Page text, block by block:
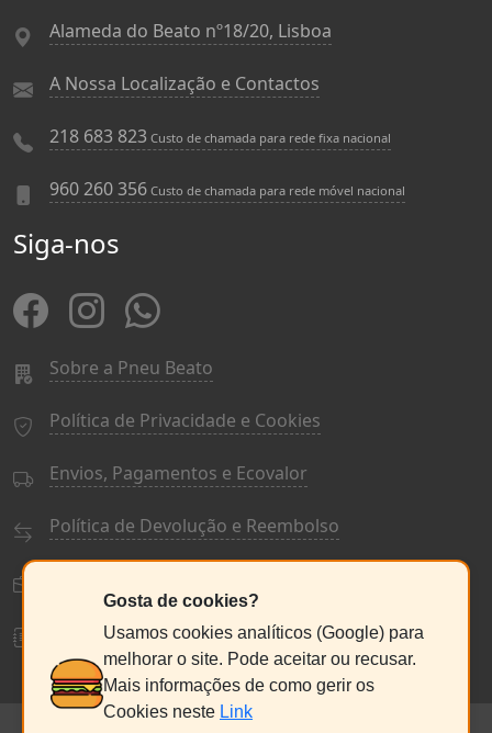
Alameda do Beato nº18/20, Lisboa
A Nossa Localização e Contactos
218 683 823 Custo de chamada para rede fixa nacional
960 260 356 Custo de chamada para rede móvel nacional
Siga-nos
Sobre a Pneu Beato
Política de Privacidade e Cookies
Envios, Pagamentos e Ecovalor
Política de Devolução e Reembolso
Livro de Reclamações
Gosta de cookies?
Usamos cookies analíticos (Google) para
melhorar o site. Pode aceitar ou recusar.
Mais informações de como gerir os
Cookies neste Link